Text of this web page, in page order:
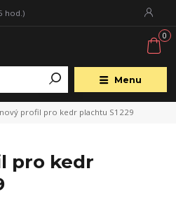
Menu
hod.)
0
profil pro kedr plachtu S1229
pro kedr